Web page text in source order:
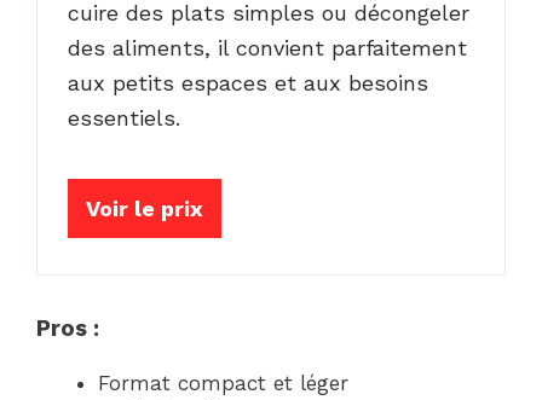
cuire des plats simples ou décongeler
des aliments, il convient parfaitement
aux petits espaces et aux besoins
essentiels.
Voir le prix
Pros :
Format compact et léger